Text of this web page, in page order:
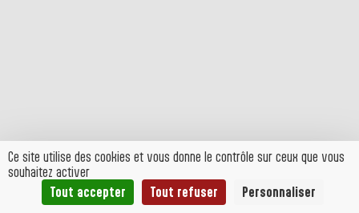
Ce site utilise des cookies et vous donne le contrôle sur ceux que vous
souhaitez activer
Tout accepter
Tout refuser Personnaliser